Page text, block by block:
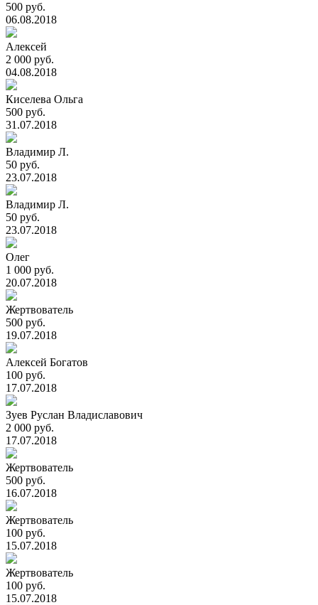
500 руб.
06.08.2018
Алексей
2 000 руб.
04.08.2018
Киселева Ольга
500 руб.
31.07.2018
Владимир Л.
50 руб.
23.07.2018
Владимир Л.
50 руб.
23.07.2018
Олег
1 000 руб.
20.07.2018
Жертвователь
500 руб.
19.07.2018
Алексей Богатов
100 руб.
17.07.2018
Зуев Руслан Владиславович
2 000 руб.
17.07.2018
Жертвователь
500 руб.
16.07.2018
Жертвователь
100 руб.
15.07.2018
Жертвователь
100 руб.
15.07.2018